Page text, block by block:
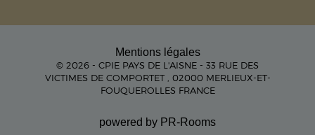
Mentions légales
© 2026 - CPIE PAYS DE L'AISNE - 33 RUE DES
VICTIMES DE COMPORTET , 02000 MERLIEUX-ET-
FOUQUEROLLES FRANCE
powered by PR-Rooms